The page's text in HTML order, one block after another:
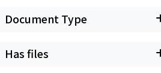
Document Type
Has files